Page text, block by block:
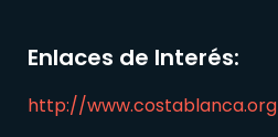
Enlaces de Interés:
http://www.costablanca.org